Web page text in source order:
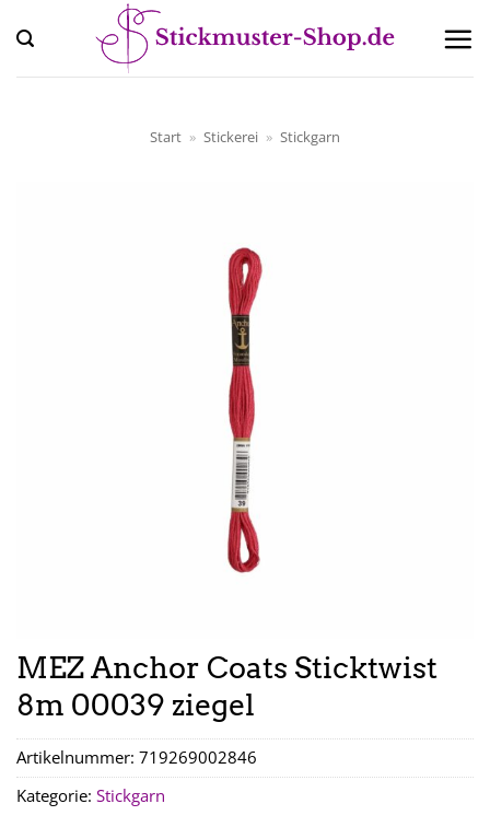
Inhalt
springen
Start » Stickerei » Stickgarn
MEZ Anchor Coats Sticktwist
8m 00039 ziegel
Artikelnummer: 719269002846
Kategorie: Stickgarn